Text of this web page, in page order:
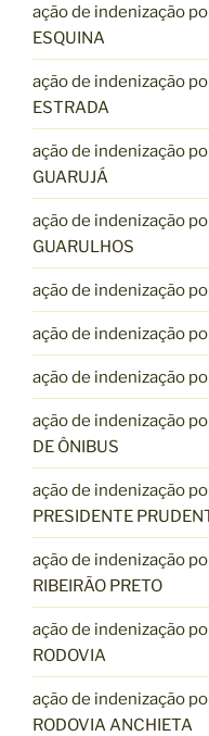
ação de indenização
ESQUINA
ação de indenização
ESTRADA
ação de indenização
GUARUJÁ
ação de indenização
GUARULHOS
ação de indenização
ação de indenização
ação de indenização
ação de indenização
DE ÔNIBUS
ação de indenização
PRESIDENTE
ação de indenização
RIBEIRÃO PRETO
ação de indenização
RODOVIA
ação de indenização
RODOVIA ANCHIETA